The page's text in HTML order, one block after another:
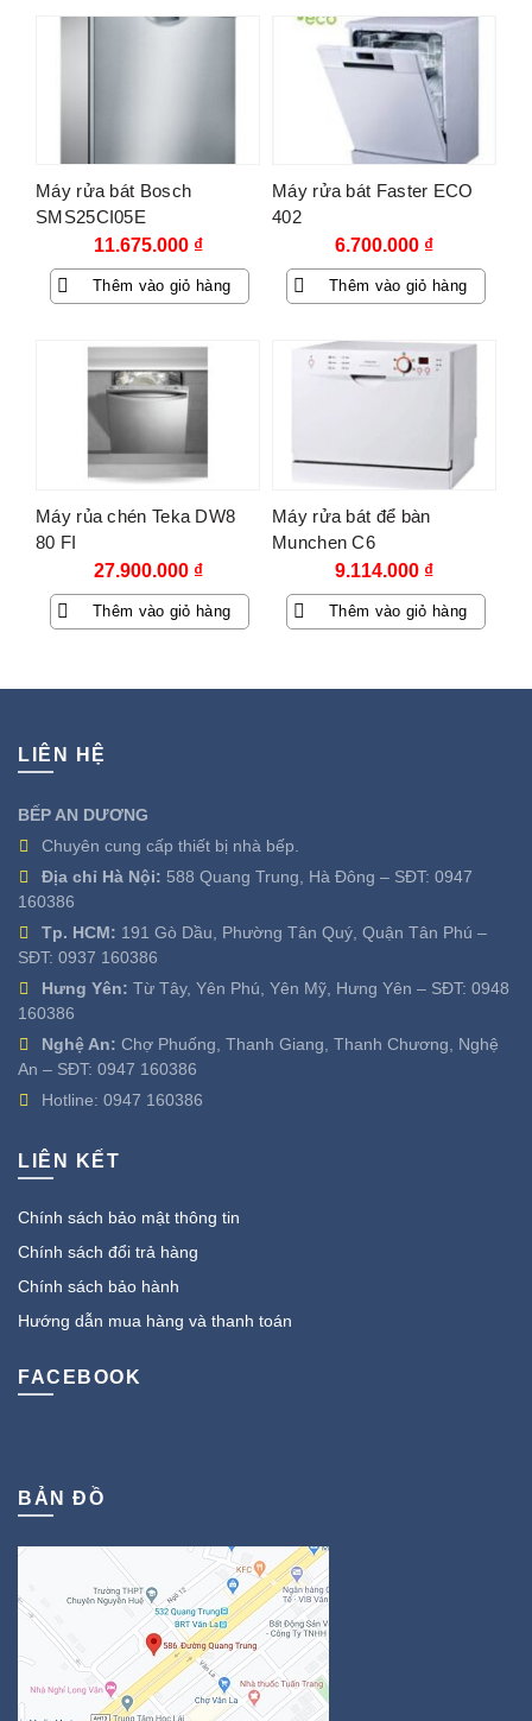
Máy rửa bát Bosch
SMS25CI05E
11.675.000 ₫
Thêm vào giỏ hàng
Máy rửa bát Faster ECO
402
6.700.000 ₫
Thêm vào giỏ hàng
Máy rủa chén Teka DW8
80 FI
27.900.000 ₫
Thêm vào giỏ hàng
Máy rửa bát để bàn
Munchen C6
9.114.000 ₫
Thêm vào giỏ hàng
LIÊN HỆ
BẾP AN DƯƠNG
Chuyên cung cấp thiết bị nhà bếp.
Địa chỉ Hà Nội: 588 Quang Trung, Hà Đông – SĐT: 0947
160386
Tp. HCM: 191 Gò Dầu, Phường Tân Quý, Quận Tân Phú –
SĐT: 0937 160386
Hưng Yên: Từ Tây, Yên Phú, Yên Mỹ, Hưng Yên – SĐT: 0948
160386
Nghệ An: Chợ Phuống, Thanh Giang, Thanh Chương, Nghệ
An – SĐT: 0947 160386
Hotline: 0947 160386
LIÊN KẾT
Chính sách bảo mật thông tin
Chính sách đổi trả hàng
Chính sách bảo hành
Hướng dẫn mua hàng và thanh toán
FACEBOOK
BẢN ĐỒ